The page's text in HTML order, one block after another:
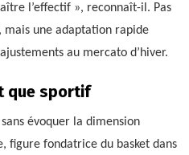
l’effectif », reconnaît-il. Pas
une adaptation rapide
au mercato d’hiver.
que sportif
évoquer la dimension
figure fondatrice du basket dans